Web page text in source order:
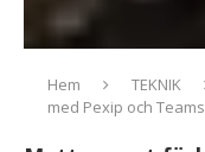
Hem TEKNIK
med Pexip och Teams